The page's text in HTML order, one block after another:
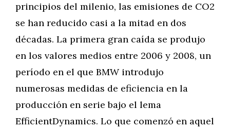
principios del milenio, las emisiones de CO2
se han reducido casi a la mitad en dos
décadas. La primera gran caída se produjo
en los valores medios entre 2006 y 2008, un
período en el que BMW introdujo
numerosas medidas de eficiencia en la
producción en serie bajo el lema
EfficientDynamics. Lo que comenzó en aquel